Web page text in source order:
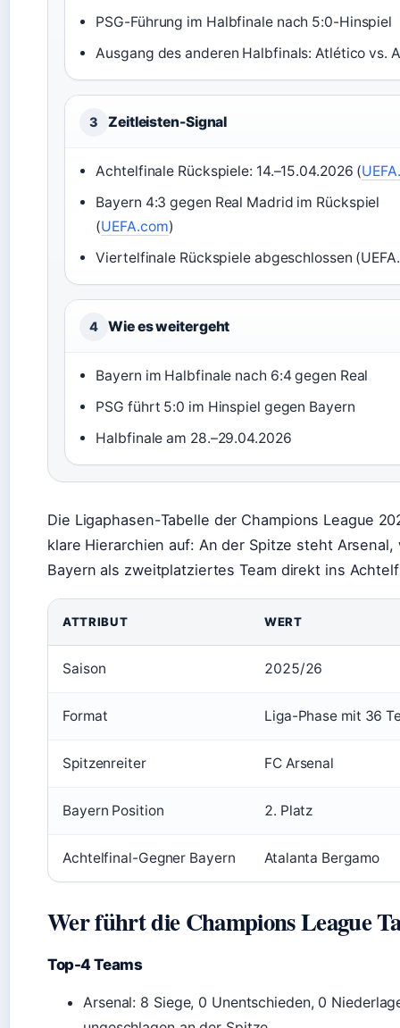
PSG-Führung im Halbfinale nach 5:0-Hinspiel
Ausgang des anderen Halbfinals: Atlético vs.
3 Zeitleisten-Signal
Achtelfinale Rückspiele: 14.–15.04.2026 (
Bayern 4:3 gegen Real Madrid im Rückspiel
(UEFA.com)
Viertelfinale Rückspiele abgeschlossen
4 Wie es weitergeht
Bayern im Halbfinale nach 6:4 gegen Real
PSG führt 5:0 im Hinspiel gegen Bayern
Halbfinale am 28.–29.04.2026
Die Ligaphasen-Tabelle der Champions League
klare Hierarchien auf: An der Spitze steht Arsenal,
Bayern als zweitplatziertes Team direkt ins
ATTRIBUT WERT
Saison 2025/26
Format Liga-Phase mit 36
Spitzenreiter FC Arsenal
Bayern Position 2. Platz
Achtelfinal-Gegner Bayern Atalanta Bergamo
Wer führt die Champions League
Top-4 Teams
Arsenal: 8 Siege, 0 Unentschieden, 0